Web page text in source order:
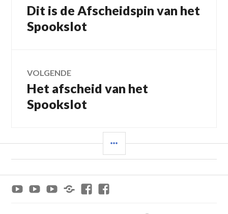
navigatie
Vorig
bericht:
Dit is de Afscheidspin van het
Spookslot
VOLGENDE
Volgend
bericht:
Het afscheid van het
Spookslot
Youtube
Efteling
Youtube
Van
Youtube
Paradepassie
Facebook
Jeroen_Twee